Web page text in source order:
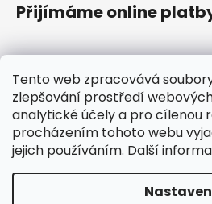
Tento web zpracovává
zlepšování prostředí
analytické účely a pro cílenou
procházením tohoto webu
jejich používáním. Další
Přijímáme online
Jak nakupovat na PUCKLIFE
Info k nákupu & reklamační řád
Ochrana